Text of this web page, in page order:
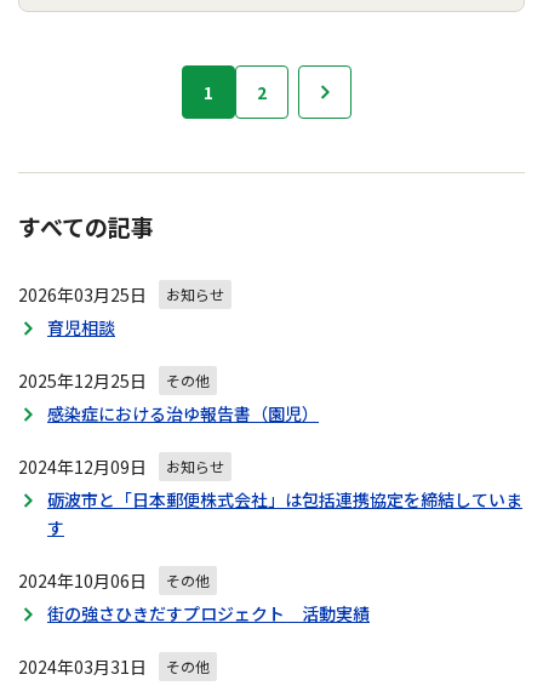
ナ
ビ
ー
シ
ン
1 2
すべての記事
2026年03月25日 お知らせ
育児相談
2025年12月25日 その他
感染症における治ゆ報告書（園児）
2024年12月09日 お知らせ
砺波市と「日本郵便株式会社」は包括連携協定を締結していま
す
2024年10月06日 その他
街の強さひきだすプロジェクト 活動実績
2024年03月31日 その他